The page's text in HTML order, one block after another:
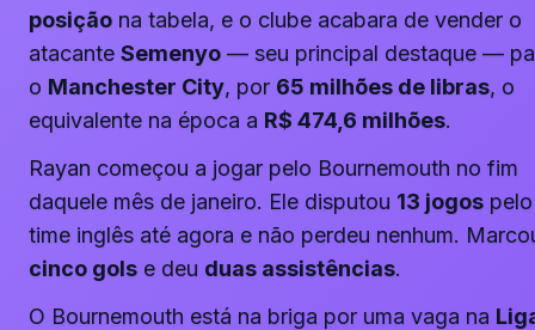
posição na tabela, e o clube acabara de vender o
atacante Semenyo — seu principal destaque —
o Manchester City, por 65 milhões de libras, o
equivalente na época a R$ 474,6 milhões.
Rayan começou a jogar pelo Bournemouth no fim
daquele mês de janeiro. Ele disputou 13 jogos pelo
time inglês até agora e não perdeu nenhum.
cinco gols e deu duas assistências.
O Bournemouth está na briga por uma vaga na